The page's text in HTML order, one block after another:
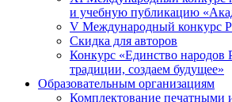
и учебную публикацию
V Международный конкурс
Скидка для авторов
Конкурс «Единство народов
традиции, создаем будущее»
Образовательным организациям
Комплектование печатными